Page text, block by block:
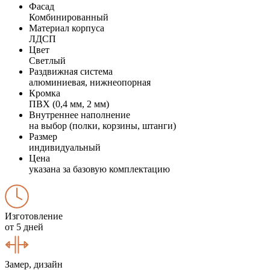
Фасад
Комбинированный
Материал корпуса
ЛДСП
Цвет
Светлый
Раздвижная система
алюминиевая, нижнеопорная
Кромка
ПВХ (0,4 мм, 2 мм)
Внутреннее наполнение
на выбор (полки, корзины, штанги)
Размер
индивидуальный
Цена
указана за базовую комплектацию
Изготовление
от 5 дней
Замер, дизайн